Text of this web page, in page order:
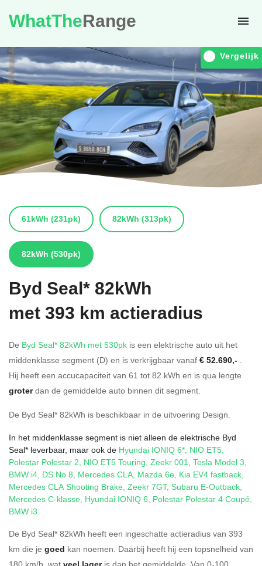
WhatTheRange
Vergelijk
61kWh (231pk) 82kWh (313pk)
82kWh (530pk)
Byd Seal* 82kWh
met 393 km actieradius
De Byd Seal* 82kWh met 530pk is een elektrische auto uit het
middenklasse segment (D) en is verkrijgbaar vanaf € 52.690,- .
Hij heeft een accucapaciteit van 61 tot 82 kWh en is qua lengte
groterdan de gemiddelde auto binnen dit segment.
De Byd Seal* 82kWh is beschikbaar in de uitvoering Design.
In het middenklasse segment is niet alleen de elektrische Byd
Seal* leverbaar, maar ook de Hyundai IONIQ 6*, NIO ET5,
Polestar Polestar 2, NIO ET5 Touring, Zeekr 001, Tesla Model 3,
BMW i4, DS No 8, Mercedes CLA, Mazda 6e, Kia EV4 fastback,
Mercedes CLA Shooting Brake, Zeekr 7GT, Subaru E-Outback,
Mercedes C-klasse, Hyundai IONIQ 6, Polestar Polestar 4 Coupé,
BMW i3.
De Byd Seal* 82kWh heeft een ingeschatte actieradius van 393
km die je goed kan noemen. Daarbij heeft hij een topsnelheid van